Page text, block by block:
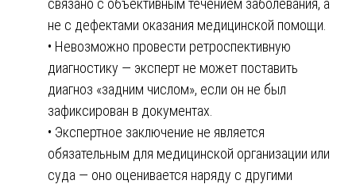
связано с объективным течением заболевания, а
не с дефектами оказания медицинской помощи.
• Невозможно провести ретроспективную
диагностику — эксперт не может поставить
диагноз «задним числом», если он не был
зафиксирован в документах.
• Экспертное заключение не является
обязательным для медицинской организации или
суда — оно оценивается наряду с другими